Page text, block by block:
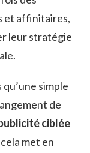
et affinitaires,
leur stratégie
simple
de
ciblée
met en